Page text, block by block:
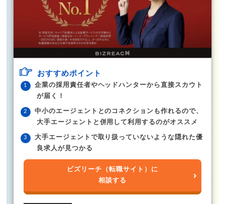
おすすめポイント
企業の採用責任者やヘッドハンターから直接スカウト
が届く！
中小のエージェントとのコネクションも作れるので、
大手エージェントと併用して利用するのがオススメ
大手エージェントで取り扱っていないような隠れた優
良求人が見つかる
ビズリーチ（転職サイト）に
相談する